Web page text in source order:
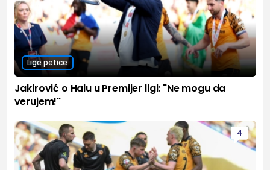
Lige petice
Jakirović o Halu u Premijer ligi: "Ne mogu da
verujem!"
4